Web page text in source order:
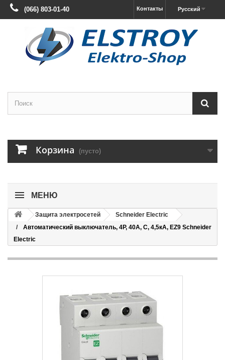
Русский
Контакты
(066) 803-01-40
Корзина (пусто)
МЕНЮ
Защита электросетей
Schneider Electric
Автоматический выключатель, 4Р, 40А, С, 4,5кА, EZ9 Schneider
Electric